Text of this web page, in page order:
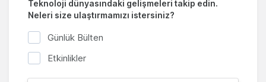
Teknoloji dünyasındaki gelişmeleri takip edin.
Neleri size ulaştırmamızı istersiniz?
Günlük Bülten
Etkinlikler